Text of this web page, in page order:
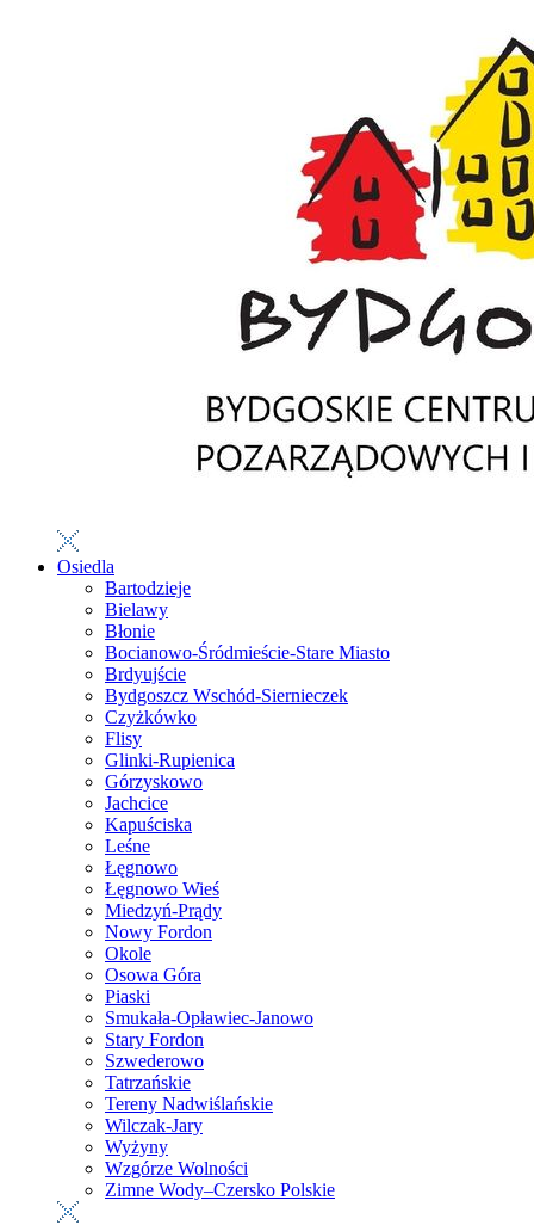
Osiedla
Bartodzieje
Bielawy
Błonie
Bocianowo-Śródmieście-Stare Miasto
Brdyujście
Bydgoszcz Wschód-Siernieczek
Czyżkówko
Flisy
Glinki-Rupienica
Górzyskowo
Jachcice
Kapuściska
Leśne
Łęgnowo
Łęgnowo Wieś
Miedzyń-Prądy
Nowy Fordon
Okole
Osowa Góra
Piaski
Smukała-Opławiec-Janowo
Stary Fordon
Szwederowo
Tatrzańskie
Tereny Nadwiślańskie
Wilczak-Jary
Wyżyny
Wzgórze Wolności
Zimne Wody–Czersko Polskie